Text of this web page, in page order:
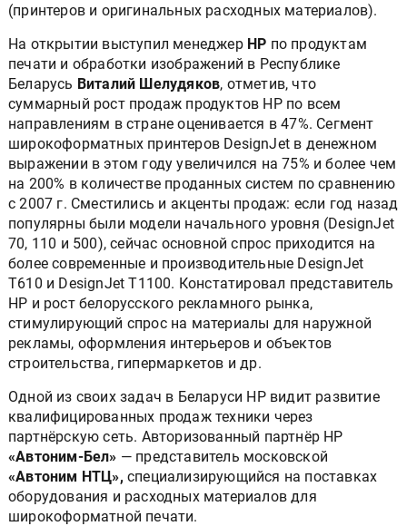
(принтеров и оригинальных расходных материалов).
На открытии выступил менеджер HP по продуктам
печати и обработки изображений в Республике
Беларусь Виталий Шелудяков, отметив, что
суммарный рост продаж продуктов HP по всем
направлениям в стране оценивается в 47%. Сегмент
широкоформатных принтеров DesignJet в денежном
выражении в этом году увеличился на 75% и более чем
на 200% в количестве проданных систем по сравнению
с 2007 г. Сместились и акценты продаж: если год назад
популярны были модели начального уровня (DesignJet
70, 110 и 500), сейчас основной спрос приходится на
более современные и производительные DesignJet
T610 и DesignJet T1100. Констатировал представитель
HP и рост белорусского рекламного рынка,
стимулирующий спрос на материалы для наружной
рекламы, оформления интерьеров и объектов
строительства, гипермаркетов и др.
Одной из своих задач в Беларуси НР видит развитие
квалифицированных продаж техники через
партнёрскую сеть. Авторизованный партнёр НР
«Автоним-Бел» — представитель московской
«Автоним НТЦ», специализирующийся на поставках
оборудования и расходных материалов для
широкоформатной печати.